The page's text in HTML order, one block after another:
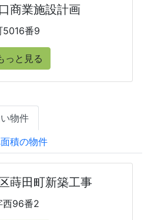
商業施設計画
5016番9
っと見る
物件
積の物件
蒔田町新築工事
西96番2